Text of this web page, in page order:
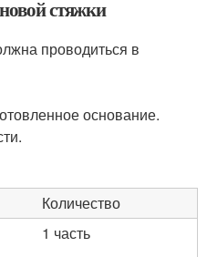
стяжки
проводиться в
основание.
Количество
1 часть